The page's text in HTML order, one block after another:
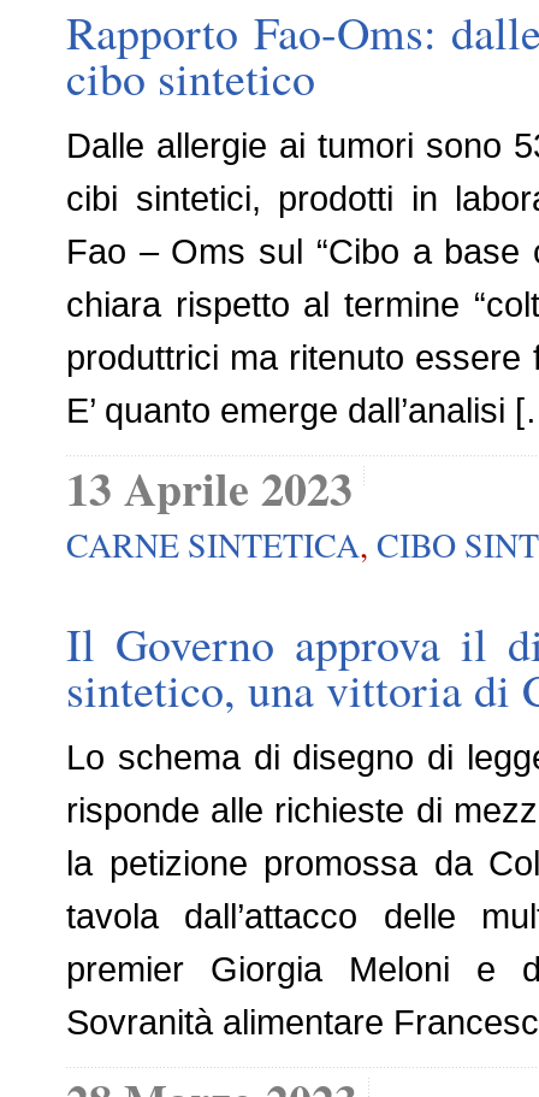
Rapporto Fao-Oms:
cibo sintetico
Dalle allergie ai tumori sono
cibi sintetici, prodotti in
Fao – Oms sul “Cibo a base
chiara rispetto al termine
produttrici ma ritenuto essere
E’ quanto emerge dall’analisi
13 Aprile 2023
CARNE SINTETICA, CIBO
Il Governo approva il
sintetico, una vittoria di
Lo schema di disegno di
risponde alle richieste di
la petizione promossa da
tavola dall’attacco delle
premier Giorgia Meloni e
Sovranità alimentare